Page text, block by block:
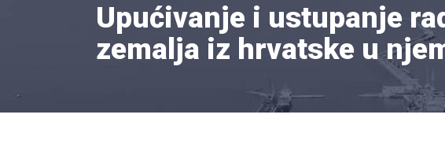
Upućivanje i ustupanje
zemalja iz hrvatske u